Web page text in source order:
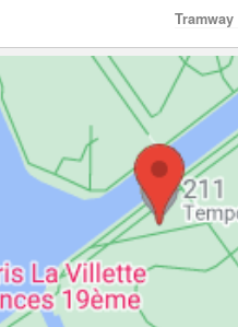
Tramway